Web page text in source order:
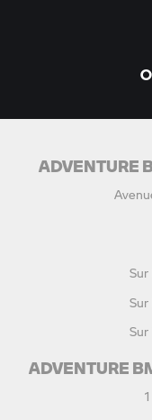
ADVENTURE
Sur
Sur
Sur
ADVENTURE